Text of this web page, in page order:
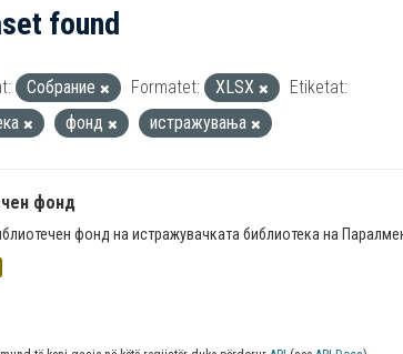
found
Собрание Formatet: XLSX
Etiketat:
фонд истражувања
фонд
фонд на истражувачката библиотека на